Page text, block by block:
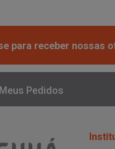
para receber nossas
Meus Pedidos